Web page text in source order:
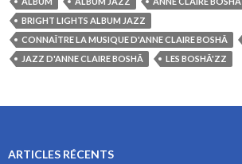
BRIGHT LIGHTS ALBUM JAZZ
CONNAÎTRE LA MUSIQUE D'ANNE CLAIRE BOSHÂ
JAZZ D'ANNE CLAIRE BOSHÂ
LES BOSHÂ'ZZ
ARTICLES RÉCENTS